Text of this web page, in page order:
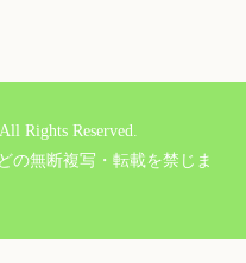
Rights Reserved.
の無断複写・転載を禁じま